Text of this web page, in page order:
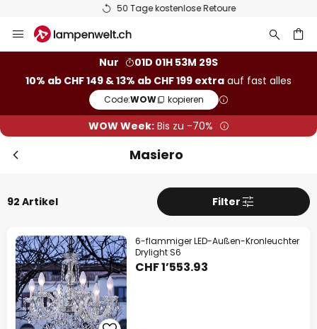
50 Tage kostenlose Retoure
Inhalt
Nur
01D 01H 53M 28S
10% ab CHF 149 & 13% ab CHF 199 extra auf fast alles
Code:WOW kopieren
WOW Week:Bis zu -70%
Masiero
92 Artikel Filter
6-flammiger LED-Außen-Kronleuchter
Drylight S6
CHF 1’553.93
Extra Rabatt
10% Rabattab CHF 149
13% Rabattab CHF 199
auf fast alles*
Ihr Code: WOW
Jetzt einlösen
*Ausgenommene Hersteller